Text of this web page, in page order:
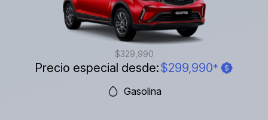
$329,990
Precio especial desde:$299,990*
Gasolina